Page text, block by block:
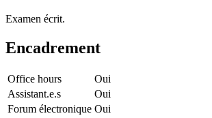
Examen écrit.
Encadrement
Office hours
Oui
Assistant.e.s
Oui
Forum électronique Oui